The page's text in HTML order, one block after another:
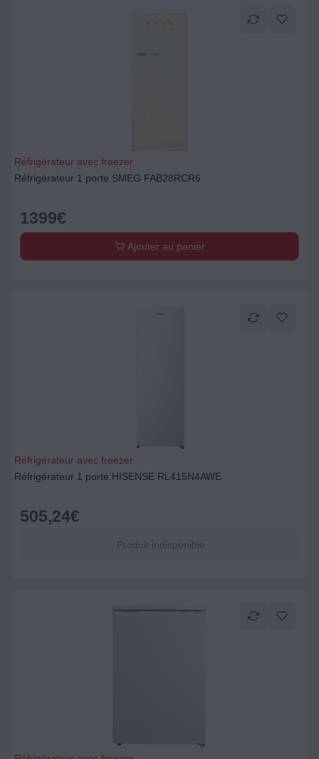
Réfrigérateur avec freezer
Réfrigérateur 1 porte SMEG FAB28RCR6
1399€
Ajouter au panier
Réfrigérateur avec freezer
Réfrigérateur 1 porte HISENSE RL415N4AWE
505,24€
Produit indisponible